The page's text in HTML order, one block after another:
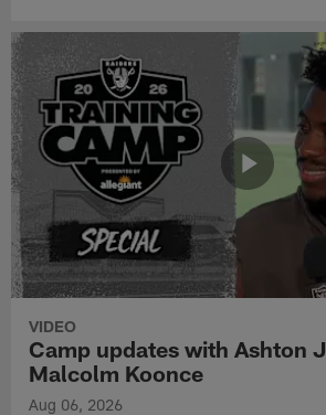
VIDEO
Camp updates with Ashton
Malcolm Koonce
Aug 06, 2026